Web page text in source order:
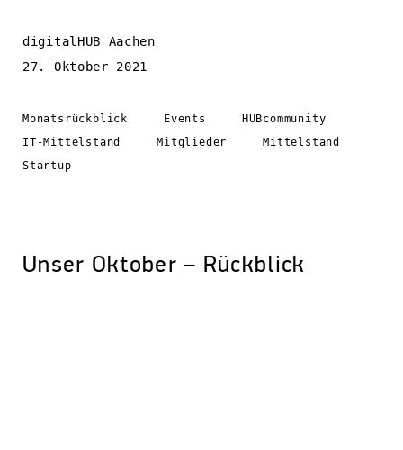
digitalHUB Aachen
27. Oktober 2021
Monatsrückblick Events
HUBcommunity
IT-Mittelstand
Mitglieder
Mittelstand
Startup
Unser Oktober – Rückblick